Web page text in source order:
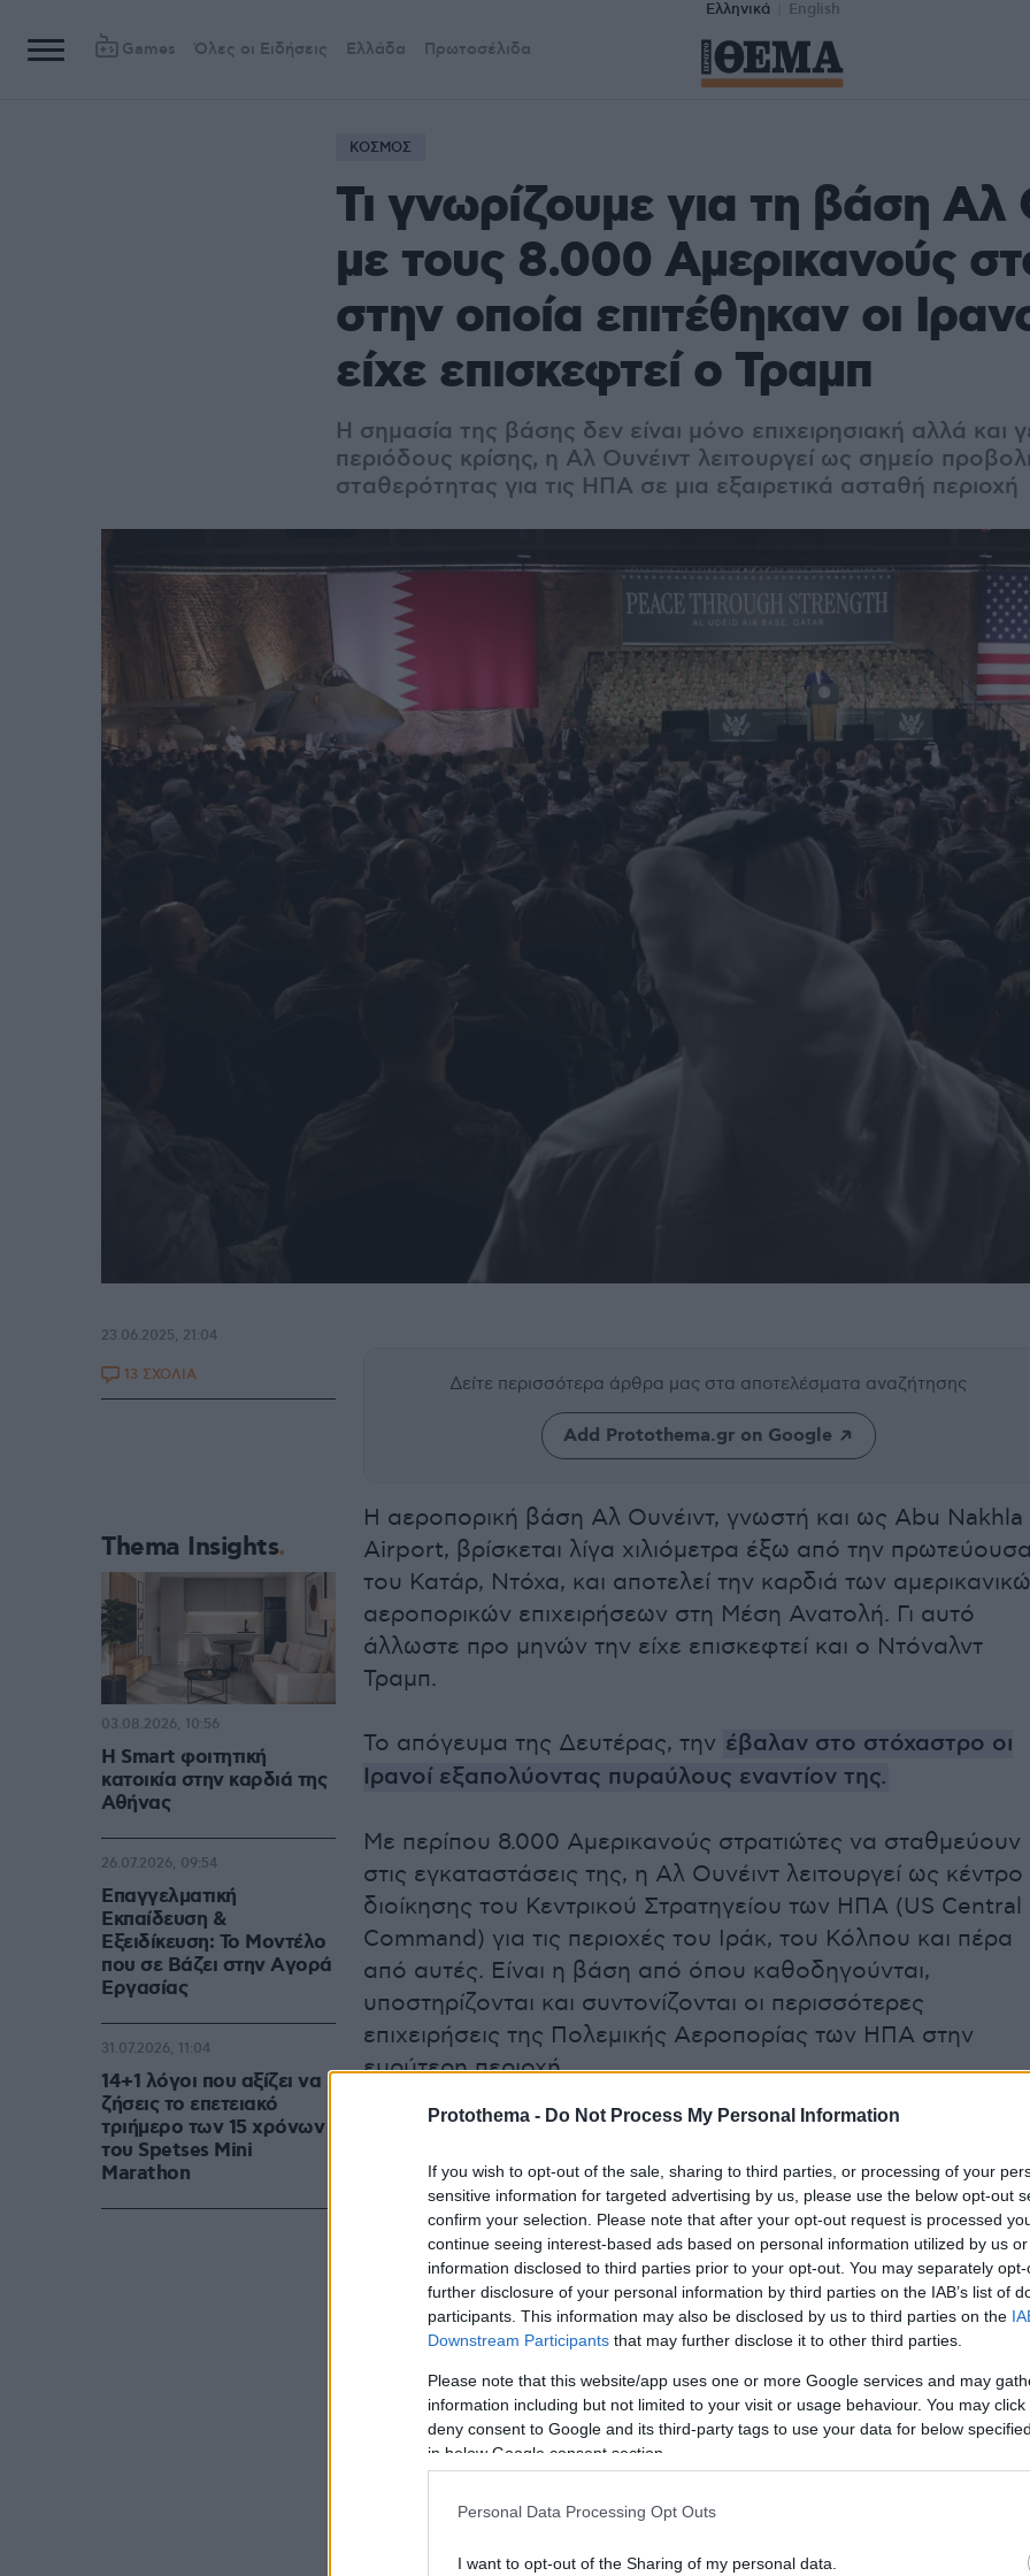
Protothema - Do Not Process My Personal Information
If you wish to opt-out of the sale, sharing to third parties, or processing of your
sensitive information for targeted advertising by us, please use the below opt-out
confirm your selection. Please note that after your opt-out request is processed
continue seeing interest-based ads based on personal information utilized by us
information disclosed to third parties prior to your opt-out. You may separately
further disclosure of your personal information by third parties on the IAB’s list of
participants. This information may also be disclosed by us to third parties on the
Downstream Participants that may further disclose it to other third parties.
Please note that this website/app uses one or more Google services and may
information including but not limited to your visit or usage behaviour. You may
deny consent to Google and its third-party tags to use your data for below
in below Google consent section.
Personal Data Processing Opt Outs
I want to opt-out of the Sharing of my personal data.
Ελληνικά English
Games Όλες οι Ειδήσεις Ελλάδα Πρωτοσέλιδα
ΚΟΣΜΟΣ
Τι γνωρίζουμε για τη βάση Αλ
με τους 8.000 Αμερικανούς
στην οποία επιτέθηκαν οι
είχε επισκεφτεί ο Τραμπ
Η σημασία της βάσης δεν είναι μόνο επιχειρησιακή αλλά και
περιόδους κρίσης, η Αλ Ουνέιντ λειτουργεί ως σημείο
σταθερότητας για τις ΗΠΑ σε μια εξαιρετικά ασταθή περιοχή
Δείτε περισσότερα άρθρα μας στα αποτελέσματα αναζήτησης
Add Protothema.gr on Google
Η αεροπορική βάση Αλ Ουνέιντ, γνωστή και ως Abu Nakhla
Airport, βρίσκεται λίγα χιλιόμετρα έξω από την
του Κατάρ, Ντόχα, και αποτελεί την καρδιά των
αεροπορικών επιχειρήσεων στη Μέση Ανατολή. Γι αυτό
άλλωστε προ μηνών την είχε επισκεφτεί και ο Ντόναλντ
Τραμπ.
Το απόγευμα της Δευτέρας, την έβαλαν στο στόχαστρο οι
Ιρανοί εξαπολύοντας πυραύλους εναντίον της.
Με περίπου 8.000 Αμερικανούς στρατιώτες να σταθμεύουν
στις εγκαταστάσεις της, η Αλ Ουνέιντ λειτουργεί ως κέντρο
διοίκησης του Κεντρικού Στρατηγείου των ΗΠΑ (US Central
Command) για τις περιοχές του Ιράκ, του Κόλπου και πέρα
από αυτές. Είναι η βάση από όπου καθοδηγούνται,
υποστηρίζονται και συντονίζονται οι περισσότερες
επιχειρήσεις της Πολεμικής Αεροπορίας των ΗΠΑ στην
ευρύτερη περιοχή.
23.06.2025, 21:04
13 ΣΧΟΛΙΑ
Thema Insights
Η Smart φοιτητική
κατοικία στην καρδιά της
Αθήνας
03.08.2026, 10:56
Επαγγελματική
Εκπαίδευση &
Εξειδίκευση: Το Mοντέλο
που σε Bάζει στην Aγορά
Eργασίας
26.07.2026, 09:54
14+1 λόγοι που αξίζει να
ζήσεις το επετειακό
τριήμερο των 15 χρόνων
του Spetses Mini
Marathon
31.07.2026, 11:04